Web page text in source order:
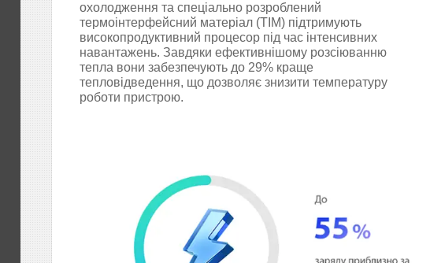
охолодження та спеціально розроблений
термоінтерфейсний матеріал (TIM) підтримують
високопродуктивний процесор під час інтенсивних
навантажень. Завдяки ефективнішому розсіюванню
тепла вони забезпечують до 29% краще
тепловідведення, що дозволяє знизити температуру
роботи пристрою.